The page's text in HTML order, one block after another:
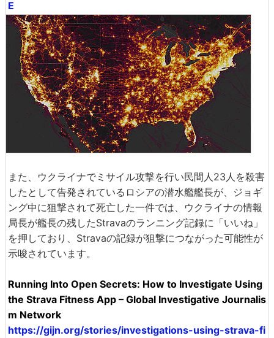
E
また、ウクライナでミサイル攻撃を行い民間人23人を殺害
したとして告発されているロシアの潜水艦艦長が、ジョギ
ング中に狙撃されて死亡した一件では、ウクライナの情報
局長が艦長の残したStravaのランニング記録に「いいね」
を押しており、Stravaの記録が狙撃につながった可能性が
示唆されています。
Running Into Open Secrets: How to Investigate Using
the Strava Fitness App – Global Investigative Journalis
m Network
https://gijn.org/stories/investigations-using-strava-fi